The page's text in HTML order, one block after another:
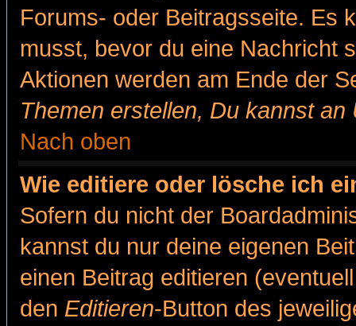
Forums- oder Beitragsseite. Es
musst, bevor du eine Nachricht
Aktionen werden am Ende der
Themen erstellen, Du kannst
Nach oben
Wie editiere oder lösche ich
Sofern du nicht der
kannst du nur deine eigenen
einen Beitrag editieren
den Editieren-Button des